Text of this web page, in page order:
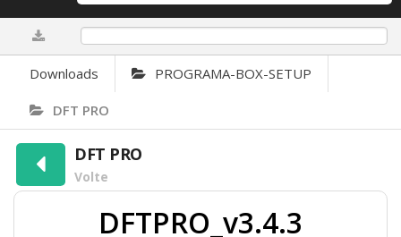
Downloads PROGRAMA-BOX-SETUP
DFT PRO
DFT PRO
Volte
DFTPRO_v3.4.3